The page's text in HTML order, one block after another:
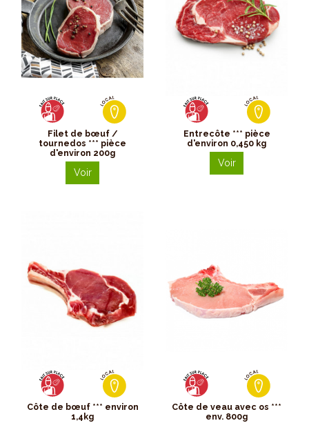
Filet de bœuf /
tournedos *** pièce
d'environ 200g
Voir
Entrecôte *** pièce
d'environ 0,450 kg
Voir
Côte de bœuf *** environ
1,4kg
Côte de veau avec os ***
env. 800g